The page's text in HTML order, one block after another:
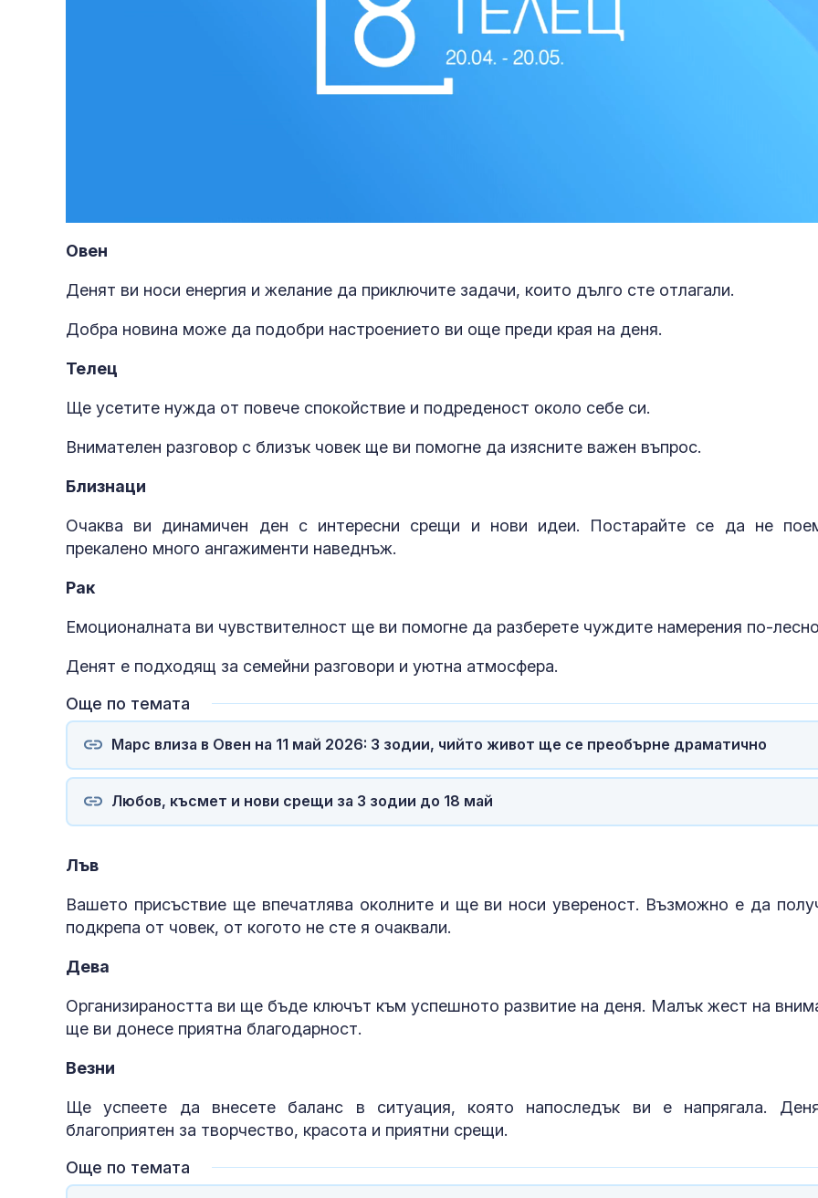
Овен
Денят ви носи енергия и желание да приключите задачи, които дълго сте отлагали.
Добра новина може да подобри настроението ви още преди края на деня.
Телец
Ще усетите нужда от повече спокойствие и подреденост около себе си.
Внимателен разговор с близък човек ще ви помогне да изясните важен въпрос.
Близнаци
Очаква ви динамичен ден с интересни срещи и нови идеи. Постарайте се да не
прекалено много ангажименти наведнъж.
Рак
Емоционалната ви чувствителност ще ви помогне да разберете чуждите намерения по-
Денят е подходящ за семейни разговори и уютна атмосфера.
Още по темата
Марс влиза в Овен на 11 май 2026: 3 зодии, чийто живот ще се преобърне драматично
Любов, късмет и нови срещи за 3 зодии до 18 май
Лъв
Вашето присъствие ще впечатлява околните и ще ви носи увереност. Възможно е да
подкрепа от човек, от когото не сте я очаквали.
Дева
Организираността ви ще бъде ключът към успешното развитие на деня. Малък жест на
ще ви донесе приятна благодарност.
Везни
Ще успеете да внесете баланс в ситуация, която напоследък ви е напрягала.
благоприятен за творчество, красота и приятни срещи.
Още по темата
смеят се и снимат
цени, няма свободни
Джорджина на
Роналдо за тялото ѝ,
тя си харесва
извивките
Земетресение с
магнитуд 4,1 е
интересна
кога само
на LDL-
сърдечносъдовия риск?
12 са новите